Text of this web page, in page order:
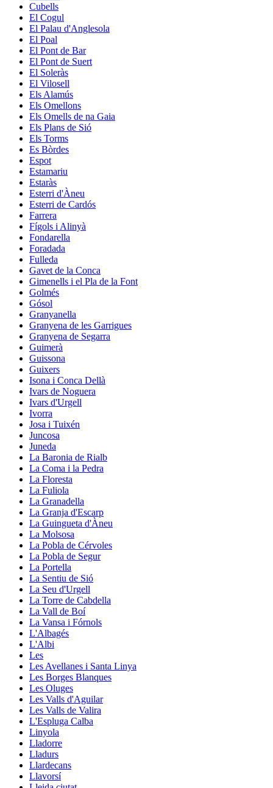
Cubells
El Cogul
El Palau d'Anglesola
El Poal
El Pont de Bar
El Pont de Suert
El Soleràs
El Vilosell
Els Alamús
Els Omellons
Els Omells de na Gaia
Els Plans de Sió
Els Torms
Es Bòrdes
Espot
Estamariu
Estaràs
Esterri d'Àneu
Esterri de Cardós
Farrera
Fígols i Alinyà
Fondarella
Foradada
Fulleda
Gavet de la Conca
Gimenells i el Pla de la Font
Golmés
Gósol
Granyanella
Granyena de les Garrigues
Granyena de Segarra
Guimerà
Guissona
Guixers
Isona i Conca Dellà
Ivars de Noguera
Ivars d'Urgell
Ivorra
Josa i Tuixén
Juncosa
Juneda
La Baronia de Rialb
La Coma i la Pedra
La Floresta
La Fuliola
La Granadella
La Granja d'Escarp
La Guingueta d'Àneu
La Molsosa
La Pobla de Cérvoles
La Pobla de Segur
La Portella
La Sentiu de Sió
La Seu d'Urgell
La Torre de Cabdella
La Vall de Boí
La Vansa i Fórnols
L'Albagés
L'Albi
Les
Les Avellanes i Santa Linya
Les Borges Blanques
Les Oluges
Les Valls d'Aguilar
Les Valls de Valira
L'Espluga Calba
Linyola
Lladorre
Lladurs
Llardecans
Llavorsí